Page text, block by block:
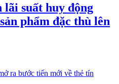
suất huy động
phẩm đặc thù lên